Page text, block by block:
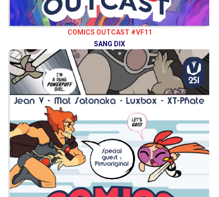
COMICS OUTCAST #VF11
SANG DIX